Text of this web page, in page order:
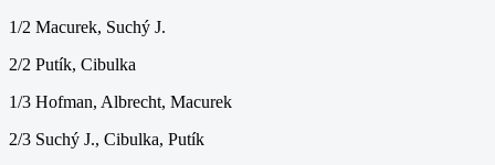
1/2 Macurek, Suchý J.
2/2 Putík, Cibulka
1/3 Hofman, Albrecht, Macurek
2/3 Suchý J., Cibulka, Putík